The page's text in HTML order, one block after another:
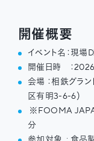
開催概要
イベント名：現
開催日時 ：2026
会場 ：相鉄グラ
区有明3-6-6）
※FOOMA
分